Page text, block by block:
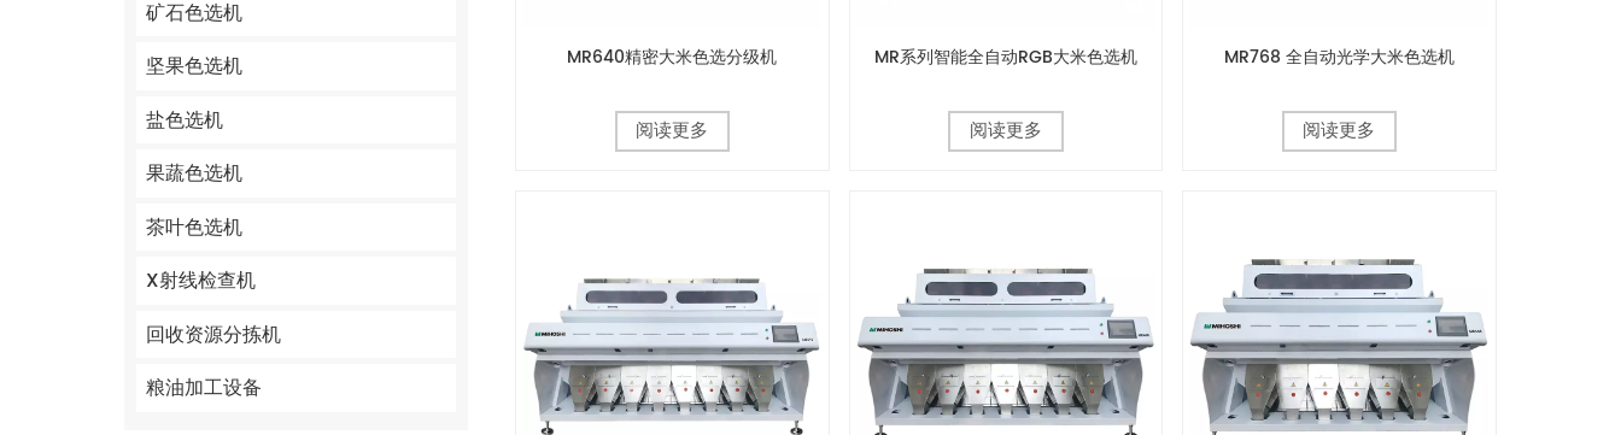
矿石色选机
坚果色选机
盐色选机
果蔬色选机
茶叶色选机
X射线检查机
回收资源分拣机
粮油加工设备
MR640精密大米色选分级机
阅读更多
MR系列智能全自动RGB大米色选机
阅读更多
MR768 全自动光学大米色选机
阅读更多